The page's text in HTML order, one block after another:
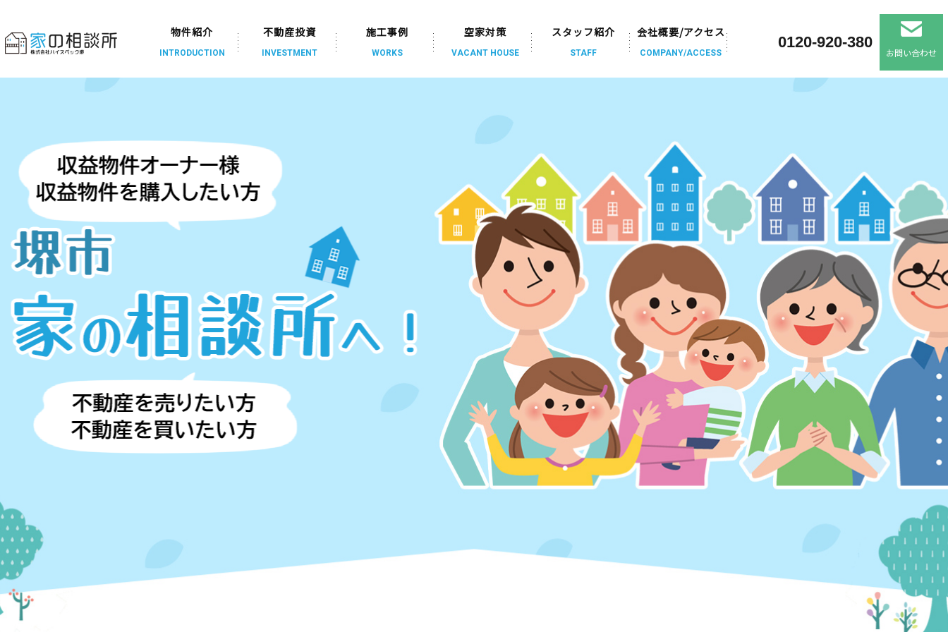
物件紹介
INTRODUCTION
不動産投資
INVESTMENT
施工事例
WORKS
空家対策
VACANT HOUSE
スタッフ紹介
STAFF
会社概要/アクセス
COMPANY/ACCESS
0120-920-380
お問い合わせ